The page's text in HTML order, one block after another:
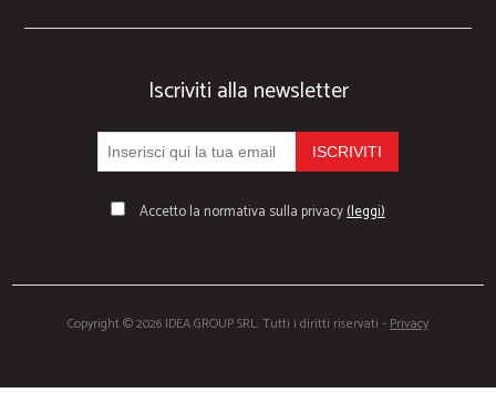
Iscriviti alla newsletter
Accetto la normativa sulla privacy(leggi)
Copyright © 2026 IDEA GROUP SRL. Tutti i diritti riservati -Privacy